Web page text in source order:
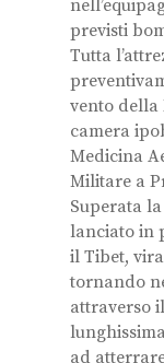
previsti
Tutta
vento della
camera
Medicina
Militare a
Superata la
lanciato in
il Tibet,
tornando
attraverso
ad